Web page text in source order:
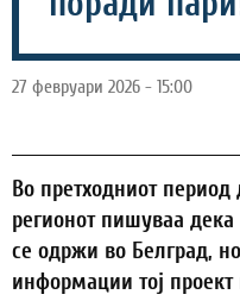
27 февруари 2026 - 15:00
Во претходниот
регионот пишуваа
се одржи во Белград,
информации тој